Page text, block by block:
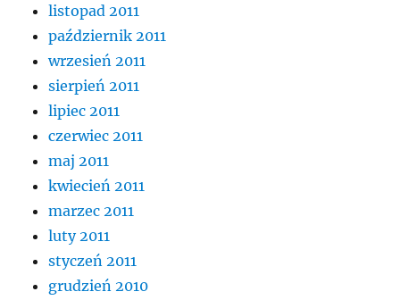
listopad 2011
październik 2011
wrzesień 2011
sierpień 2011
lipiec 2011
czerwiec 2011
maj 2011
kwiecień 2011
marzec 2011
luty 2011
styczeń 2011
grudzień 2010